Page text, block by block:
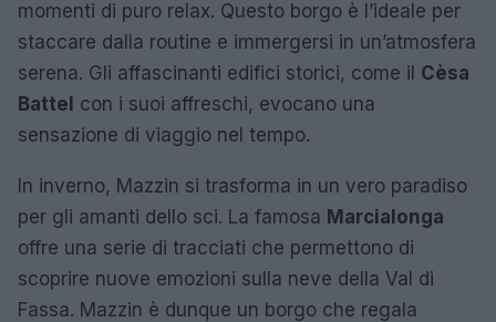
momenti di puro relax. Questo borgo è l’ideale per
staccare dalla routine e immergersi in un’atmosfera
serena. Gli affascinanti edifici storici, come il Cèsa
Battel con i suoi affreschi, evocano una
sensazione di viaggio nel tempo.
In inverno, Mazzin si trasforma in un vero paradiso
per gli amanti dello sci. La famosa Marcialonga
offre una serie di tracciati che permettono di
scoprire nuove emozioni sulla neve della Val di
Fassa. Mazzin è dunque un borgo che regala